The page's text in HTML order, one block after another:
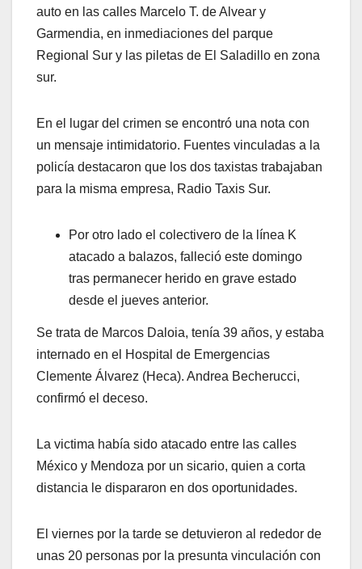
auto en las calles Marcelo T. de Alvear y
Garmendia, en inmediaciones del parque
Regional Sur y las piletas de El Saladillo en zona
sur.
En el lugar del crimen se encontró una nota con
un mensaje intimidatorio. Fuentes vinculadas a la
policía destacaron que los dos taxistas trabajaban
para la misma empresa, Radio Taxis Sur.
Por otro lado el colectivero de la línea K
atacado a balazos, falleció este domingo
tras permanecer herido en grave estado
desde el jueves anterior.
Se trata de Marcos Daloia, tenía 39 años, y estaba
internado en el Hospital de Emergencias
Clemente Álvarez (Heca). Andrea Becherucci,
confirmó el deceso.
La victima había sido atacado entre las calles
México y Mendoza por un sicario, quien a corta
distancia le dispararon en dos oportunidades.
El viernes por la tarde se detuvieron al rededor de
unas 20 personas por la presunta vinculación con